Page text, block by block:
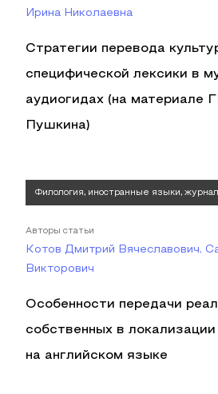
Ирина Николаевна
Стратегии перевода
специфической лексики в
аудиогидах (на
Пушкина)
Филология, иностранные языки,
Авторы статьи
Котов Дмитрий Вячеславович,
Викторович
Особенности передачи
собственных в
на английском языке